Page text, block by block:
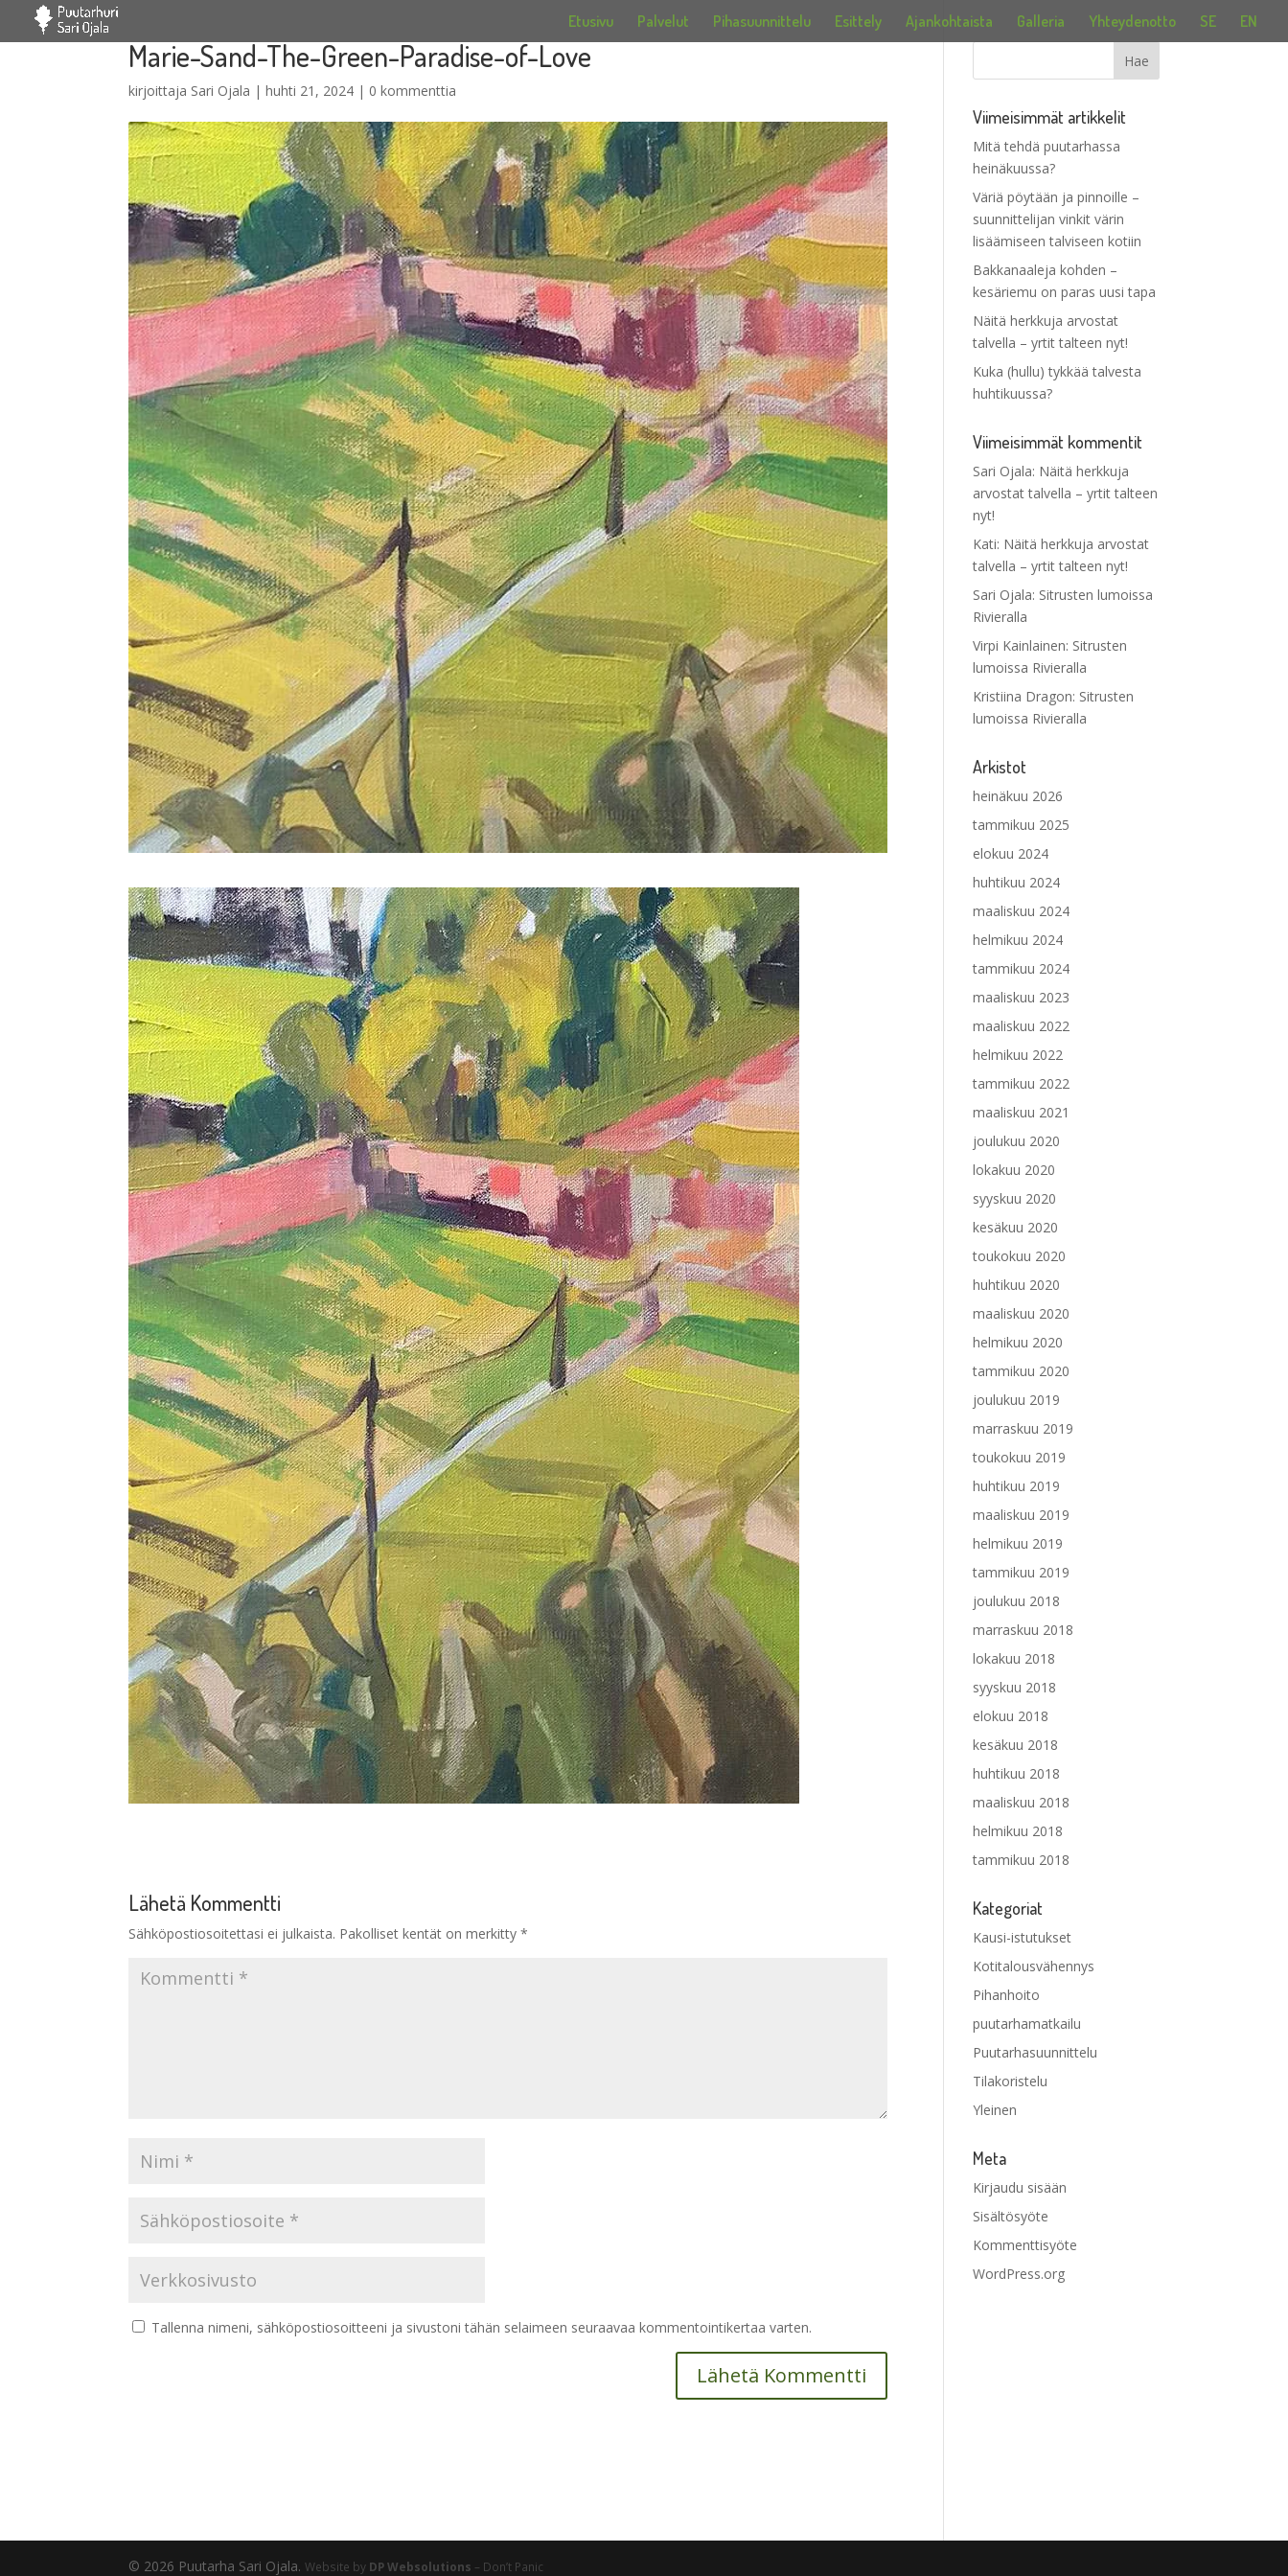
Etusivu Palvelut Pihasuunnittelu Esittely Ajankohtaista Galleria Yhteydenotto SE EN
Marie-Sand-The-Green-Paradise-of-Love
kirjoittaja Sari Ojala |huhti 21, 2024 | 0 kommenttia
Lähetä Kommentti
Sähköpostiosoitettasi ei julkaista. Pakolliset kentät on merkitty*
Tallenna nimeni, sähköpostiosoitteeni ja sivustoni tähän selaimeen seuraavaa kommentointikertaa varten.
Viimeisimmät artikkelit
Mitä tehdä puutarhassa
heinäkuussa?
Väriä pöytään ja pinnoille –
suunnittelijan vinkit värin
lisäämiseen talviseen kotiin
Bakkanaaleja kohden –
kesäriemu on paras uusi tapa
Näitä herkkuja arvostat
talvella – yrtit talteen nyt!
Kuka (hullu) tykkää talvesta
huhtikuussa?
Viimeisimmät kommentit
Sari Ojala: Näitä herkkuja
arvostat talvella – yrtit talteen
nyt!
Kati: Näitä herkkuja arvostat
talvella – yrtit talteen nyt!
Sari Ojala: Sitrusten lumoissa
Rivieralla
Virpi Kainlainen: Sitrusten
lumoissa Rivieralla
Kristiina Dragon: Sitrusten
lumoissa Rivieralla
Arkistot
heinäkuu 2026
tammikuu 2025
elokuu 2024
huhtikuu 2024
maaliskuu 2024
helmikuu 2024
tammikuu 2024
maaliskuu 2023
maaliskuu 2022
helmikuu 2022
tammikuu 2022
maaliskuu 2021
joulukuu 2020
lokakuu 2020
syyskuu 2020
kesäkuu 2020
toukokuu 2020
huhtikuu 2020
maaliskuu 2020
helmikuu 2020
tammikuu 2020
joulukuu 2019
marraskuu 2019
toukokuu 2019
huhtikuu 2019
maaliskuu 2019
helmikuu 2019
tammikuu 2019
joulukuu 2018
marraskuu 2018
lokakuu 2018
syyskuu 2018
elokuu 2018
kesäkuu 2018
huhtikuu 2018
maaliskuu 2018
helmikuu 2018
tammikuu 2018
Kategoriat
Kausi-istutukset
Kotitalousvähennys
Pihanhoito
puutarhamatkailu
Puutarhasuunnittelu
Tilakoristelu
Yleinen
Meta
Kirjaudu sisään
Sisältösyöte
Kommenttisyöte
WordPress.org
© 2026 Puutarha Sari Ojala.Website by DP Websolutions – Don’t Panic